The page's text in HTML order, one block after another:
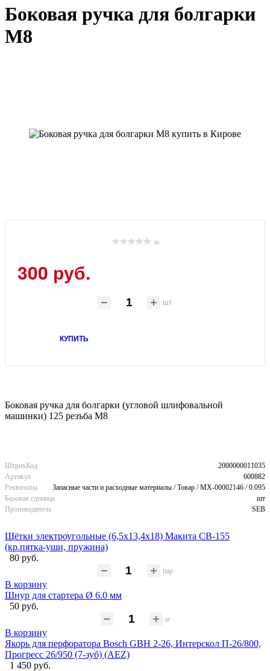
Боковая ручка для болгарки
М8
(0)
300 руб.
шт
КУПИТЬ
Боковая ручка для болгарки (угловой шлифовальной
машинки) 125 резъба М8
ШтрихКод
2000000011035
Артикул
600882
Реквизиты
Запасные части и расходные материалы / Товар / MX-00002146 / 0.095
Базовая единица
шт
Производитель
SEB
Щётки электроугольные (6,5х13,4х18) Макита CB-155
(кр.пятка-уши, пружина)
80 руб.
пар
В корзину
Шнур для стартера Ø 6.0 мм
50 руб.
м
В корзину
Якорь для перфоратора Bosch GBH 2-26, Интерскол П-26/800,
Прогресс 26/950 (7-зуб) (AEZ)
1 450 руб.